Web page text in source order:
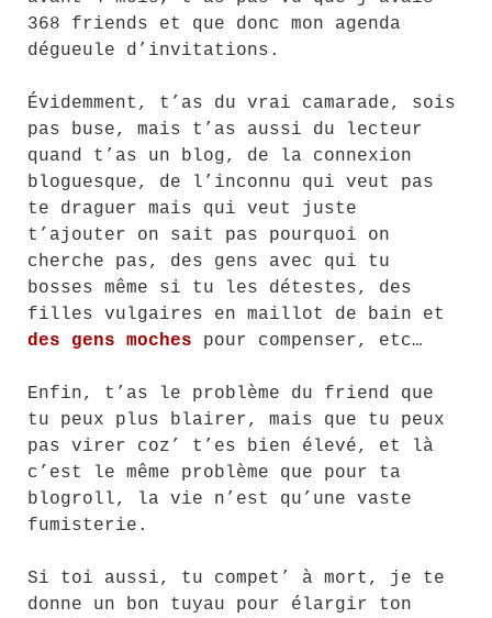
368 friends et que donc mon agenda
dégueule d’invitations.
Évidemment, t’as du vrai camarade, sois
pas buse, mais t’as aussi du lecteur
quand t’as un blog, de la connexion
bloguesque, de l’inconnu qui veut pas
te draguer mais qui veut juste
t’ajouter on sait pas pourquoi on
cherche pas, des gens avec qui tu
bosses même si tu les détestes, des
filles vulgaires en maillot de bain et
des gens moches pour compenser, etc…
Enfin, t’as le problème du friend que
tu peux plus blairer, mais que tu peux
pas virer coz’ t’es bien élevé, et là
c’est le même problème que pour ta
blogroll, la vie n’est qu’une vaste
fumisterie.
Si toi aussi, tu compet’ à mort, je te
donne un bon tuyau pour élargir ton